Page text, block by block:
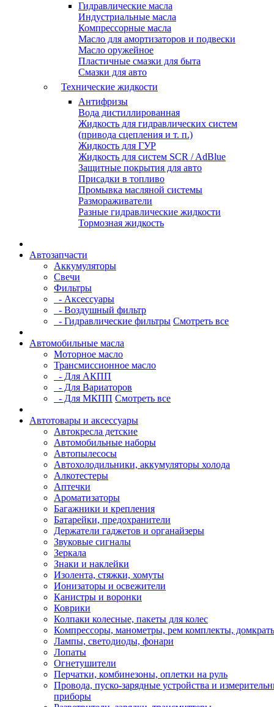
Гидравлические масла
Индустриальные масла
Компрессорные масла
Масло для амортизаторов и подвески
Масло оружейное
Пластичные смазки для быта
Смазки для авто
Технические жидкости
Антифризы
Вода дистиллированная
Жидкость для гидравлических систем
(привода сцепления и т. п.)
Жидкость для ГУР
Жидкость для систем SCR / AdBlue
Защитные покрытия для авто
Присадки в топливо
Промывка масляной системы
Размораживатели
Разные гидравлические жидкости
Тормозная жидкость
Автозапчасти
Аккумуляторы
Свечи
Фильтры
- Аксессуары
- Воздушный фильтр
- Гидравлические фильтры Смотреть все
Автомобильные масла
Моторное масло
Трансмиссионное масло
- Для АКПП
- Для Вариаторов
- Для МКПП Смотреть все
Автотовары и аксессуары
Автокресла детские
Автомобильные наборы
Автопылесосы
Автохолодильники, аккумуляторы холода
Алкотестеры
Аптечки
Ароматизаторы
Багажники и крепления
Батарейки, предохранители
Держатели гаджетов и органайзеры
Звуковые сигналы
Зеркала
Знаки и наклейки
Изолента, стяжки, хомуты
Ионизаторы и освежители
Канистры и воронки
Коврики
Колпаки колесные, пакеты для колес
Компрессоры, манометры, рем комплекты,
Лампы, светодиоды, фонари
Лопаты
Огнетушители
Перчатки, комбинезоны, оплетки на руль
Провода, пуско-зарядные устройства и
приборы